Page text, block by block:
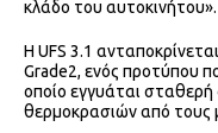
κλάδο του αυτοκινήτου».
Η UFS 3.1
Grade2, ενός προτύπου
οποίο εγγυάται
θερμοκρασιών από τους